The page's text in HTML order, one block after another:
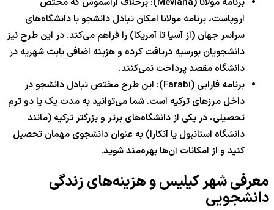
اروپاست، برنامه مولانا امکان تبادل دانشجو با دانشگاه‌های
سراسر جهان (از آسیا تا آمریکا) را فراهم می‌کند. در این طرح نیز
دانشجویان بورسیه دریافت کرده و هزینه اضافی بابت شهریه در
دانشگاه مقصد پرداخت نمی‌کنند.
برنامه فارابی (Farabi): این طرح مختص تبادل دانشجو در
داخل مرزهای ترکیه است. شما می‌توانید به مدت یک یا دو ترم
تحصیلی، در یکی از دانشگاه‌های برتر و بزرگتر ترکیه (مانند
دانشگاه استانبول یا آنکارا) به عنوان دانشجوی مهمان تحصیل
کنید و از امکانات آن‌ها بهره‌مند شوید.
معرفی شهر کیلیس و هزینه‌های زندگی
دانشجویی